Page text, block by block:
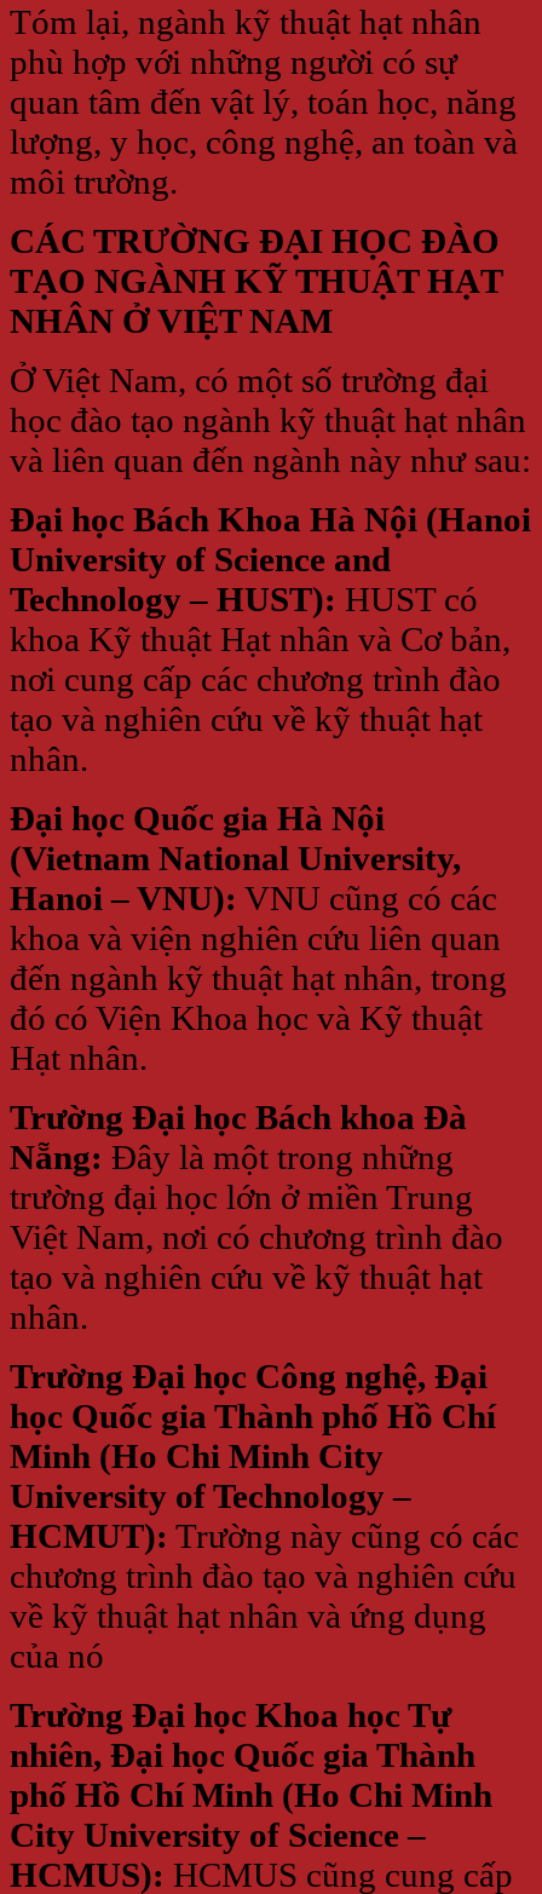
Tóm lại, ngành kỹ thuật hạt nhân
phù hợp với những người có sự
quan tâm đến vật lý, toán học, năng
lượng, y học, công nghệ, an toàn và
môi trường.
CÁC TRƯỜNG ĐẠI HỌC ĐÀO
TẠO NGÀNH KỸ THUẬT HẠT
NHÂN Ở VIỆT NAM
Ở Việt Nam, có một số trường đại
học đào tạo ngành kỹ thuật hạt nhân
và liên quan đến ngành này như sau:
Đại học Bách Khoa Hà Nội (Hanoi
University of Science and
Technology – HUST): HUST có
khoa Kỹ thuật Hạt nhân và Cơ bản,
nơi cung cấp các chương trình đào
tạo và nghiên cứu về kỹ thuật hạt
nhân.
Đại học Quốc gia Hà Nội
(Vietnam National University,
Hanoi – VNU): VNU cũng có các
khoa và viện nghiên cứu liên quan
đến ngành kỹ thuật hạt nhân, trong
đó có Viện Khoa học và Kỹ thuật
Hạt nhân.
Trường Đại học Bách khoa Đà
Nẵng: Đây là một trong những
trường đại học lớn ở miền Trung
Việt Nam, nơi có chương trình đào
tạo và nghiên cứu về kỹ thuật hạt
nhân.
Trường Đại học Công nghệ, Đại
học Quốc gia Thành phố Hồ Chí
Minh (Ho Chi Minh City
University of Technology –
HCMUT): Trường này cũng có các
chương trình đào tạo và nghiên cứu
về kỹ thuật hạt nhân và ứng dụng
của nó
Trường Đại học Khoa học Tự
nhiên, Đại học Quốc gia Thành
phố Hồ Chí Minh (Ho Chi Minh
City University of Science –
HCMUS): HCMUS cũng cung cấp